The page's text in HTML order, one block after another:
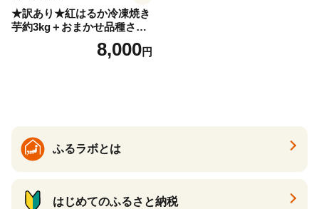
★訳あり★紅はるか冷凍焼き
芋約3kg＋おまかせ品種さつ
まいも 合計約3.2kg｜さつ
まいも サツマイモ さつま芋
8,000円
ふるラボとは
はじめてのふるさと納税